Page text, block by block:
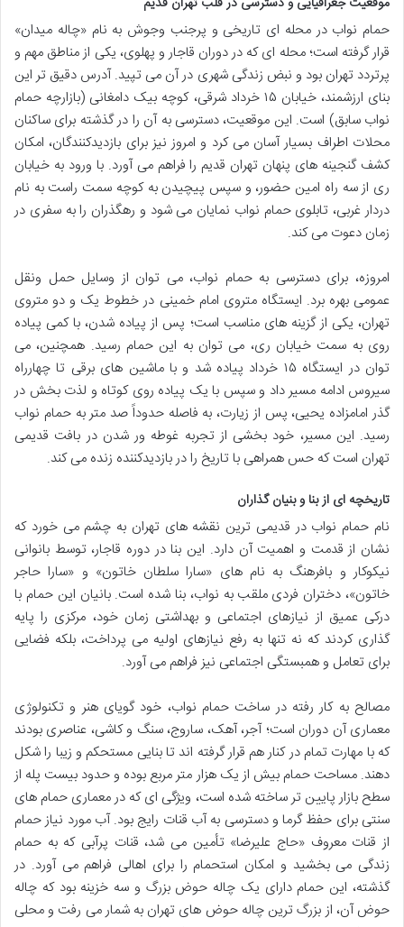
حمام نواب در محله ای تاریخی و پرجنب وجوش به نام «چاله میدان»
قرار گرفته است؛ محله ای که در دوران قاجار و پهلوی، یکی از مناطق مهم و
پرتردد تهران بود و نبض زندگی شهری در آن می تپید. آدرس دقیق تر این
بنای ارزشمند، خیابان ۱۵ خرداد شرقی، کوچه بیک دامغانی (بازارچه حمام
نواب سابق) است. این موقعیت، دسترسی به آن را در گذشته برای ساکنان
محلات اطراف بسیار آسان می کرد و امروز نیز برای بازدیدکنندگان، امکان
کشف گنجینه های پنهان تهران قدیم را فراهم می آورد. با ورود به خیابان
ری از سه راه امین حضور، و سپس پیچیدن به کوچه سمت راست به نام
دردار غربی، تابلوی حمام نواب نمایان می شود و رهگذران را به سفری در
زمان دعوت می کند.
امروزه، برای دسترسی به حمام نواب، می توان از وسایل حمل ونقل
عمومی بهره برد. ایستگاه متروی امام خمینی در خطوط یک و دو متروی
تهران، یکی از گزینه های مناسب است؛ پس از پیاده شدن، با کمی پیاده
روی به سمت خیابان ری، می توان به این حمام رسید. همچنین، می
توان در ایستگاه ۱۵ خرداد پیاده شد و با ماشین های برقی تا چهارراه
سیروس ادامه مسیر داد و سپس با یک پیاده روی کوتاه و لذت بخش در
گذر امامزاده یحیی، پس از زیارت، به فاصله حدوداً صد متر به حمام نواب
رسید. این مسیر، خود بخشی از تجربه غوطه ور شدن در بافت قدیمی
تهران است که حس همراهی با تاریخ را در بازدیدکننده زنده می کند.
تاریخچه ای از بنا و بنیان گذاران
نام حمام نواب در قدیمی ترین نقشه های تهران به چشم می خورد که
نشان از قدمت و اهمیت آن دارد. این بنا در دوره قاجار، توسط بانوانی
نیکوکار و بافرهنگ به نام های «سارا سلطان خاتون» و «سارا حاجر
خاتون»، دختران فردی ملقب به نواب، بنا شده است. بانیان این حمام با
درکی عمیق از نیازهای اجتماعی و بهداشتی زمان خود، مرکزی را پایه
گذاری کردند که نه تنها به رفع نیازهای اولیه می پرداخت، بلکه فضایی
برای تعامل و همبستگی اجتماعی نیز فراهم می آورد.
مصالح به کار رفته در ساخت حمام نواب، خود گویای هنر و تکنولوژی
معماری آن دوران است؛ آجر، آهک، ساروج، سنگ و کاشی، عناصری بودند
که با مهارت تمام در کنار هم قرار گرفته اند تا بنایی مستحکم و زیبا را شکل
دهند. مساحت حمام بیش از یک هزار متر مربع بوده و حدود بیست پله از
سطح بازار پایین تر ساخته شده است، ویژگی ای که در معماری حمام های
سنتی برای حفظ گرما و دسترسی به آب قنات رایج بود. آب مورد نیاز حمام
از قنات معروف «حاج علیرضا» تأمین می شد، قنات پرآبی که به حمام
زندگی می بخشید و امکان استحمام را برای اهالی فراهم می آورد. در
گذشته، این حمام دارای یک چاله حوض بزرگ و سه خزینه بود که چاله
حوض آن، از بزرگ ترین چاله حوض های تهران به شمار می رفت و محلی